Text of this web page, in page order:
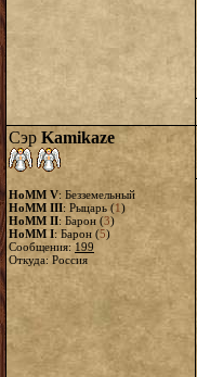
Сэр Kamikaze
HoMM V: Безземельный
HoMM III: Рыцарь (1)
HoMM II: Барон (3)
HoMM I: Барон (5)
Сообщения: 199
Откуда: Россия